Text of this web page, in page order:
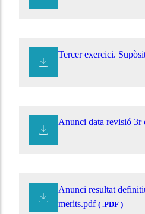
Tercer exercici.
Anunci data revisió 3r
Anunci resultat
merits.pdf ( .PDF )